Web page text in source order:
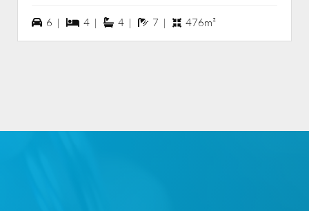
6 vagas na garagem
6 | 4 dormiórios
4 | 4 suítes
4 | 7 banheiros
7 | 476m²